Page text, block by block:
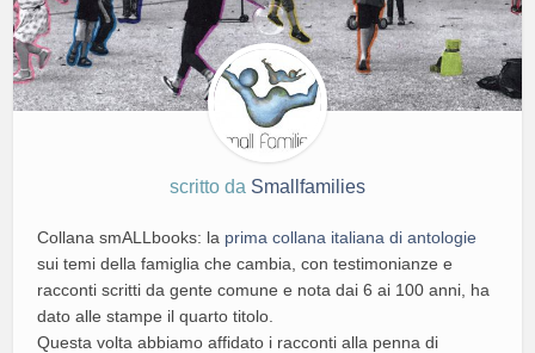
scritto da Smallfamilies
Collana smALLbooks: la prima collana italiana di antologie
sui temi della famiglia che cambia, con testimonianze e
racconti scritti da gente comune e nota dai 6 ai 100 anni, ha
dato alle stampe il quarto titolo.
Questa volta abbiamo affidato i racconti alla penna di